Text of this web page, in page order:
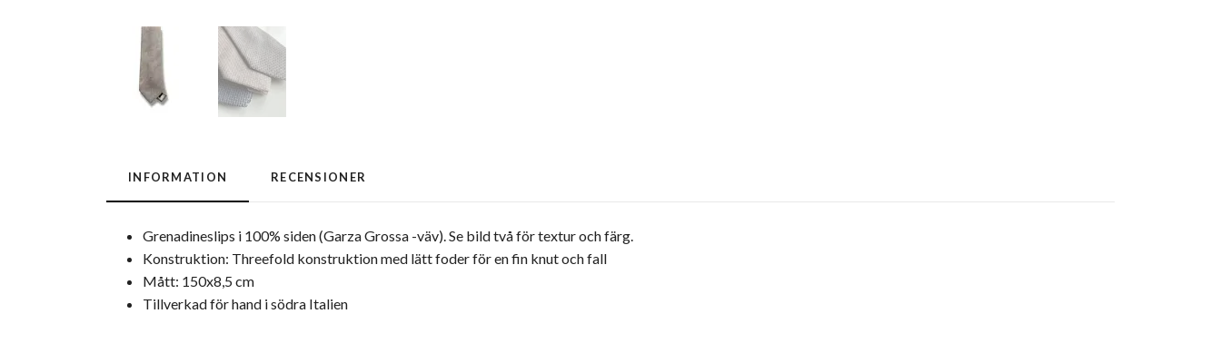
INFORMATION RECENSIONER
Grenadineslips i 100% siden (Garza Grossa -väv). Se bild två för textur och färg.
Konstruktion: Threefold konstruktion med lätt foder för en fin knut och fall
Mått: 150x8,5 cm
Tillverkad för hand i södra Italien